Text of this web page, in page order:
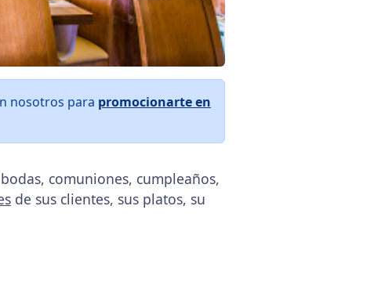
nosotros para promocionarte en
comuniones, cumpleaños,
de sus clientes, sus platos, su